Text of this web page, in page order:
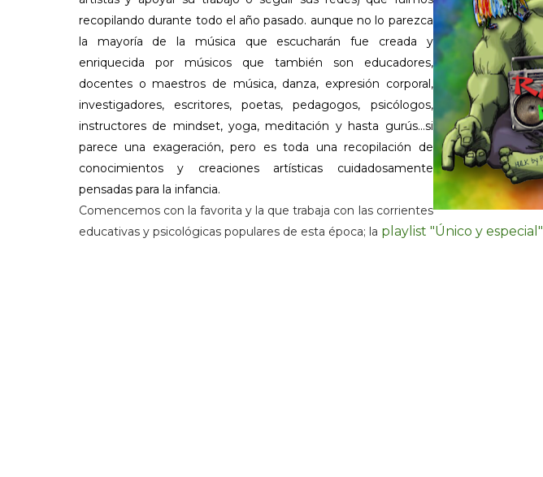
recopilando durante todo el año pasado. aunque no lo parezca
la mayoría de la música que escucharán fue creada y
enriquecida por músicos que también son educadores,
docentes o maestros de música, danza, expresión corporal,
investigadores, escritores, poetas, pedagogos, psicólogos,
instructores de mindset, yoga, meditación y hasta gurús...si
parece una exageración, pero es toda una recopilación de
conocimientos y creaciones artísticas cuidadosamente
pensadas para la infancia.
Comencemos con la favorita y la que trabaja con las corrientes
educativas y psicológicas populares de esta época; la playlist "Único y especial"